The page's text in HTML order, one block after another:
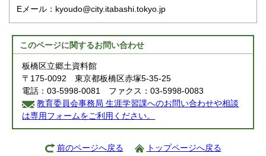
Eメール：kyoudo@city.itabashi.tokyo.jp
このページに関するお問い合わせ
板橋区立郷土資料館
〒175-0092 東京都板橋区赤塚5-35-25
電話：03-5998-0081 ファクス：03-5998-0083
教育委員会事務局 生涯学習課へのお問い合わせや相談
は専用フォームをご利用ください。
前のページへ戻る トップページへ戻る